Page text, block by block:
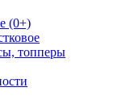
(0+)
топперы